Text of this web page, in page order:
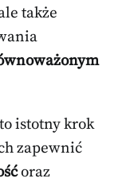
także
istotny krok
zapewnić
oraz